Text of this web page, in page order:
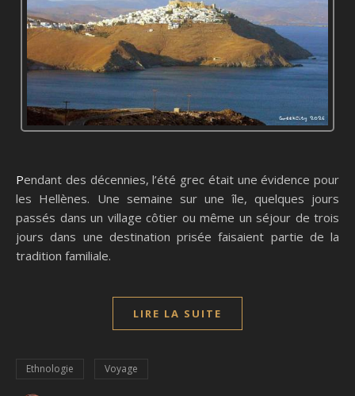
Pendant des décennies, l’été grec était une évidence pour
les Hellènes. Une semaine sur une île, quelques jours
passés dans un village côtier ou même un séjour de trois
jours dans une destination prisée faisaient partie de la
tradition familiale.
LIRE LA SUITE
Ethnologie Voyage